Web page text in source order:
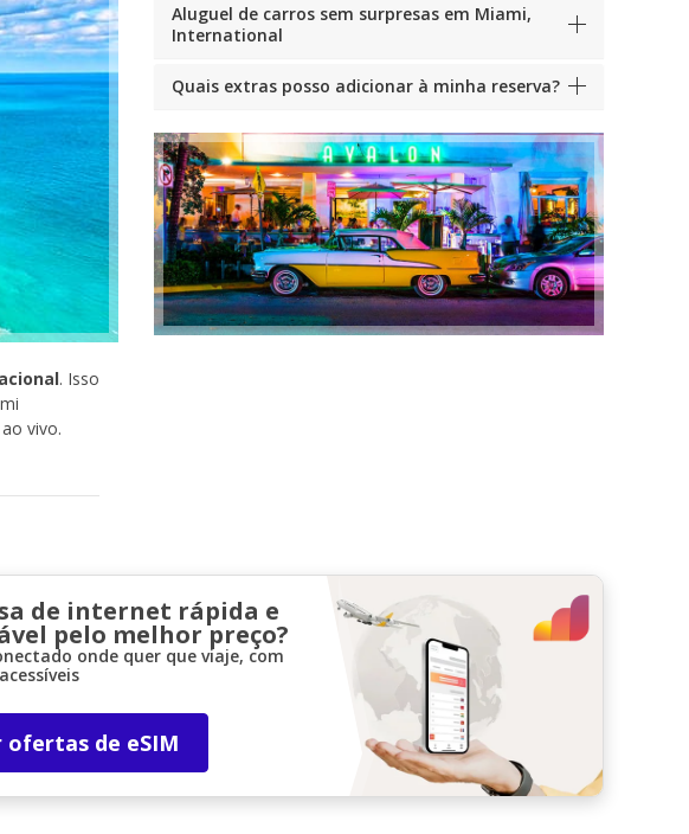
. Isso
vivo.
Aluguel de carros sem surpresas em Miami,
International
Quais extras posso adicionar à minha reserva?
de internet rápida e
pelo melhor preço?
onde quer que viaje, com
ofertas de eSIM